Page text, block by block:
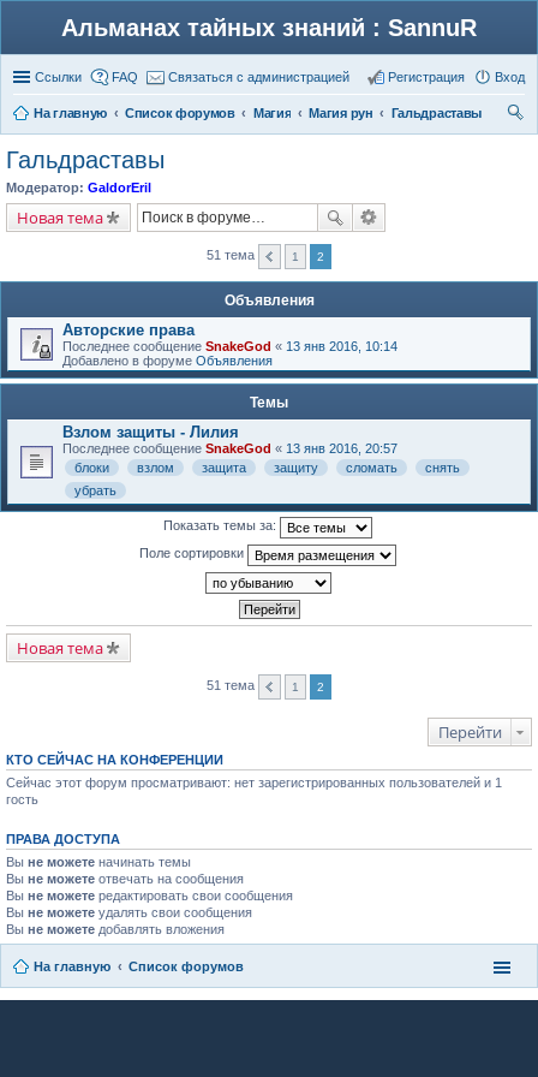
Альманах тайных знаний : SannuR
Ссылки FAQ Связаться с администрацией Вход
Регистрация
На главную Список форумов Магия Магия рун
Гальдраставы
Гальдраставы
Модератор: GaldorEril
Новая тема
51 тема 1 2
Объявления
Авторские права
Последнее сообщение SnakeGod « 13 янв 2016, 10:14
Добавлено в форуме Объявления
Темы
Взлом защиты - Лилия
Последнее сообщение SnakeGod « 13 янв 2016, 20:57
блоки
взлом защита защиту сломать
снять
убрать
Показать темы за:
Поле сортировки
Новая тема
51 тема 1 2
Перейти
КТО СЕЙЧАС НА КОНФЕРЕНЦИИ
Сейчас этот форум просматривают: нет зарегистрированных пользователей и 1
гость
ПРАВА ДОСТУПА
Вы не можете начинать темы
Вы не можете отвечать на сообщения
Вы не можете редактировать свои сообщения
Вы не можете удалять свои сообщения
Вы не можете добавлять вложения
На главную Список форумов